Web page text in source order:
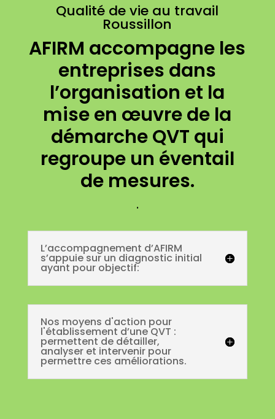
Qualité de vie au travail
Roussillon
AFIRM accompagne les
entreprises dans
l’organisation et la
mise en œuvre de la
démarche QVT qui
regroupe un éventail
de mesures.
.
L’accompagnement d’AFIRM
s’appuie sur un diagnostic initial
ayant pour objectif:
Nos moyens d'action pour
l'établissement d’une QVT :
permettent de détailler,
analyser et intervenir pour
permettre ces améliorations.